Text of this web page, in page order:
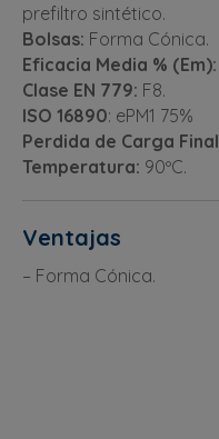
prefiltro sintético.
Bolsas: Forma Cónica.
Eficacia Media % (Em):
Clase EN 779: F8.
ISO 16890: ePM1 75%
Perdida de Carga
Temperatura: 90ºC.
Ventajas
– Forma Cónica.